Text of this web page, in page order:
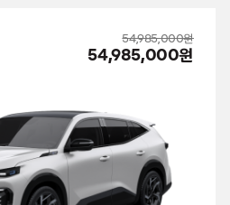
54,985,000원
54,985,000원